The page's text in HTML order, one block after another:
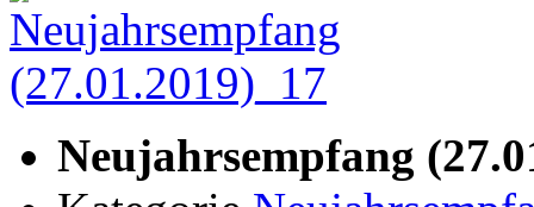
Neujahrsempfang